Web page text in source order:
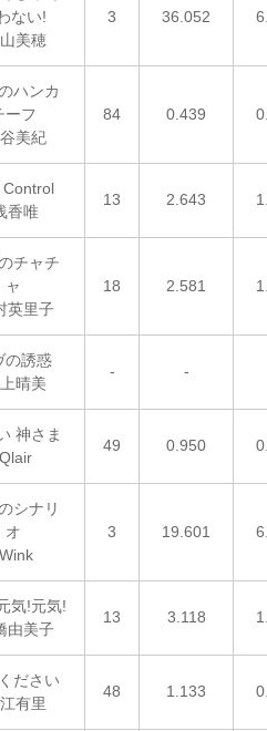
ない!
美穂
3 36.052
ハンカ
ーフ
美紀
84 0.439
Control
香唯
13 2.643
チャチ
ャ
英里子
18 2.581
の誘惑
晴美
- -
神さま
49 0.950
シナリ
オ
3 19.601
気!元気!
由美子
13 3.118
ださい
有里
48 1.133